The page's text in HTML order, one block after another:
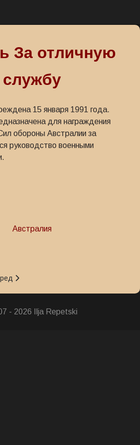
За отличную
службу
15 января 1991 года.
для награждения
обороны Австралии за
руководство военными
Австралия
Службы спасения
Крест За отличную службу
- 2026 Ilja Repetski